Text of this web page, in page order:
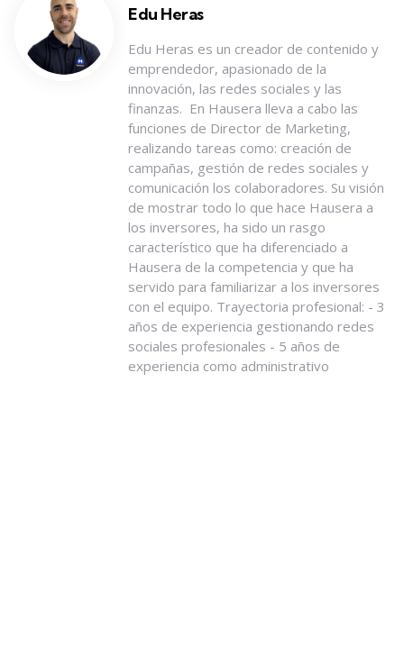
Edu Heras
Edu Heras es un creador de contenido y
emprendedor, apasionado de la
innovación, las redes sociales y las
finanzas. En Hausera lleva a cabo las
funciones de Director de Marketing,
realizando tareas como: creación de
campañas, gestión de redes sociales y
comunicación los colaboradores. Su visión
de mostrar todo lo que hace Hausera a
los inversores, ha sido un rasgo
característico que ha diferenciado a
Hausera de la competencia y que ha
servido para familiarizar a los inversores
con el equipo. Trayectoria profesional: - 3
años de experiencia gestionando redes
sociales profesionales - 5 años de
experiencia como administrativo